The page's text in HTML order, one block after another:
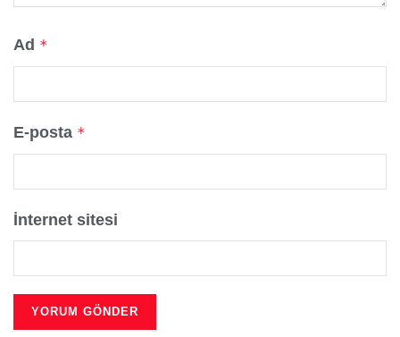
Ad *
E-posta *
İnternet sitesi